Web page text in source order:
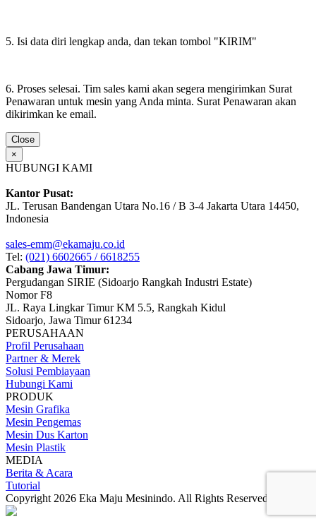
5. Isi data diri lengkap anda, dan tekan tombol "KIRIM"
6. Proses selesai. Tim sales kami akan segera mengirimkan Surat
Penawaran untuk mesin yang Anda minta. Surat Penawaran akan
dikirimkan ke email.
Close
×
HUBUNGI KAMI
Kantor Pusat:
JL. Terusan Bandengan Utara No.16 / B 3-4 Jakarta Utara 14450,
Indonesia
sales-emm@ekamaju.co.id
Tel: (021) 6602665 / 6618255
Cabang Jawa Timur:
Pergudangan SIRIE (Sidoarjo Rangkah Industri Estate)
Nomor F8
JL. Raya Lingkar Timur KM 5.5, Rangkah Kidul
Sidoarjo, Jawa Timur 61234
PERUSAHAAN
Profil Perusahaan
Partner & Merek
Solusi Pembiayaan
Hubungi Kami
PRODUK
Mesin Grafika
Mesin Pengemas
Mesin Dus Karton
Mesin Plastik
MEDIA
Berita & Acara
Tutorial
Copyright 2026 Eka Maju Mesinindo. All Rights Reserved.